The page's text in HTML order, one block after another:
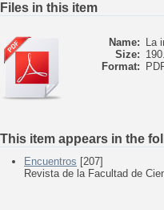
Files in this item
Name:
La
Size:
Format:
This item appears in the
Encuentros [207]
Revista de la Facultad de